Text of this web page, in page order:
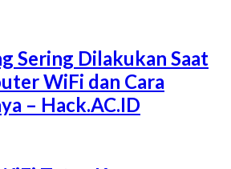
Sering Dilakukan Saat
WiFi dan Cara
– Hack.AC.ID